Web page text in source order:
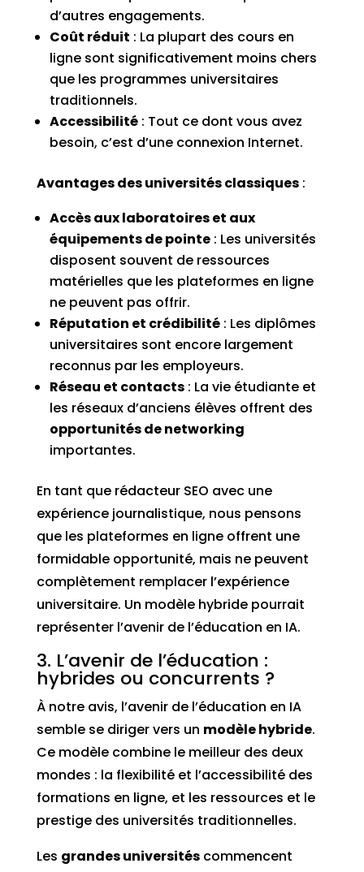
d’autres engagements.
Coût réduit : La plupart des cours en
ligne sont significativement moins chers
que les programmes universitaires
traditionnels.
Accessibilité: Tout ce dont vous avez
besoin, c’est d’une connexion Internet.
Avantages des universités classiques:
Accès aux laboratoires et aux
équipements de pointe: Les universités
disposent souvent de ressources
matérielles que les plateformes en ligne
ne peuvent pas offrir.
Réputation et crédibilité: Les diplômes
universitaires sont encore largement
reconnus par les employeurs.
Réseau et contacts: La vie étudiante et
les réseaux d’anciens élèves offrent des
opportunités de networking
importantes.
En tant que rédacteur SEO avec une
expérience journalistique, nous pensons
que les plateformes en ligne offrent une
formidable opportunité, mais ne peuvent
complètement remplacer l’expérience
universitaire. Un modèle hybride pourrait
représenter l’avenir de l’éducation en IA.
3. L’avenir de l’éducation :
hybrides ou concurrents ?
À notre avis, l’avenir de l’éducation en IA
semble se diriger vers un modèle hybride.
Ce modèle combine le meilleur des deux
mondes : la flexibilité et l’accessibilité des
formations en ligne, et les ressources et le
prestige des universités traditionnelles.
Les grandes universitéscommencent